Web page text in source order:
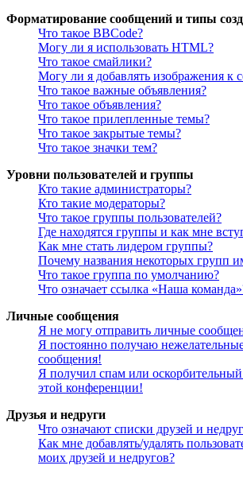
Форматирование сообщений и типы
Что такое BBCode?
Могу ли я использовать HTML?
Что такое смайлики?
Могу ли я добавлять изображения к
Что такое важные объявления?
Что такое объявления?
Что такое прилепленные темы?
Что такое закрытые темы?
Что такое значки тем?
Уровни пользователей и группы
Кто такие администраторы?
Кто такие модераторы?
Что такое группы пользователей?
Где находятся группы и как мне
Как мне стать лидером группы?
Почему названия некоторых групп
Что такое группа по умолчанию?
Что означает ссылка «Наша
Личные сообщения
Я не могу отправить личные
Я постоянно получаю
сообщения!
Я получил спам или оскорбительный
этой конференции!
Друзья и недруги
Что означают списки друзей и
Как мне добавлять/удалять
моих друзей и недругов?